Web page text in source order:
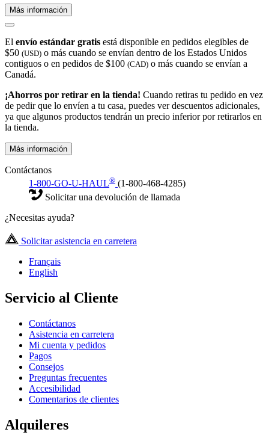
Más información
El envío estándar gratis está disponible en pedidos elegibles de
$50 (USD) o más cuando se envían dentro de los Estados Unidos
contiguos o en pedidos de $100 (CAD) o más cuando se envían a
Canadá.
¡Ahorros por retirar en la tienda! Cuando retiras tu pedido en vez
de pedir que lo envíen a tu casa, puedes ver descuentos adicionales,
ya que algunos productos tendrán un precio inferior por retirarlos en
la tienda.
Más información
Contáctanos
1-800-GO-U-HAUL® (1-800-468-4285)
Solicitar una devolución de llamada
¿Necesitas ayuda?
Solicitar asistencia en carretera
Français
English
Servicio al Cliente
Contáctanos
Asistencia en carretera
Mi cuenta y pedidos
Pagos
Consejos
Preguntas frecuentes
Accesibilidad
Comentarios de clientes
Alquileres